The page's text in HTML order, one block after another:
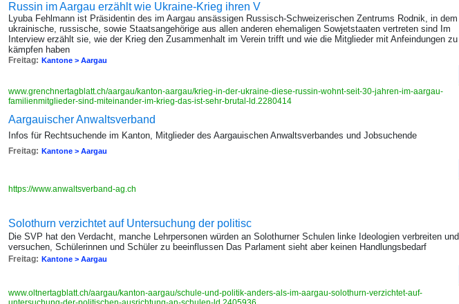
Russin im Aargau erzählt wie Ukraine-Krieg ihren V
Lyuba Fehlmann ist Präsidentin des im Aargau ansässigen Russisch-Schweizerischen Zentrums Rodnik, in dem
ukrainische, russische, sowie Staatsangehörige aus allen anderen ehemaligen Sowjetstaaten vertreten sind Im
Interview erzählt sie, wie der Krieg den Zusammenhalt im Verein trifft und wie die Mitglieder mit Anfeindungen zu
kämpfen haben
Freitag: Kantone > Aargau
www.grenchnertagblatt.ch/aargau/kanton-aargau/krieg-in-der-ukraine-diese-russin-wohnt-seit-30-jahren-im-aargau-
familienmitglieder-sind-miteinander-im-krieg-das-ist-sehr-brutal-ld.2280414
Aargauischer Anwaltsverband
Infos für Rechtsuchende im Kanton, Mitglieder des Aargauischen Anwaltsverbandes und Jobsuchende
Freitag: Kantone > Aargau
https://www.anwaltsverband-ag.ch
Solothurn verzichtet auf Untersuchung der politisc
Die SVP hat den Verdacht, manche Lehrpersonen würden an Solothurner Schulen linke Ideologien verbreiten und
versuchen, Schülerinnen und Schüler zu beeinflussen Das Parlament sieht aber keinen Handlungsbedarf
Freitag: Kantone > Aargau
www.oltnertagblatt.ch/aargau/kanton-aargau/schule-und-politik-anders-als-im-aargau-solothurn-verzichtet-auf-